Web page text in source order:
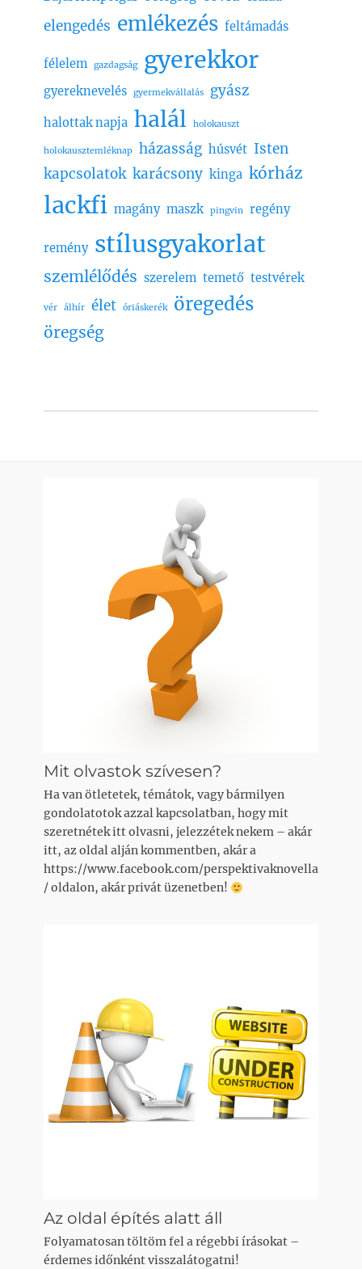
elengedés emlékezés feltámadás
félelem gazdagság gyerekkor
gyereknevelés gyermekvállalás gyász
halottak napja halál holokauszt
holokausztemléknap házasság húsvét Isten
kapcsolatok karácsony kinga kórház
lackfi magány maszk pingvin regény
remény stílusgyakorlat
szemlélődés szerelem temető testvérek
vér álhír élet óriáskerék öregedés
öregség
Mit olvastok szívesen?
Ha van ötletetek, témátok, vagy bármilyen
gondolatotok azzal kapcsolatban, hogy mit
szeretnétek itt olvasni, jelezzétek nekem – akár
itt, az oldal alján kommentben, akár a
https://www.facebook.com/perspektivaknovella
/ oldalon, akár privát üzenetben!
Az oldal építés alatt áll
Folyamatosan töltöm fel a régebbi írásokat –
érdemes időnként visszalátogatni!